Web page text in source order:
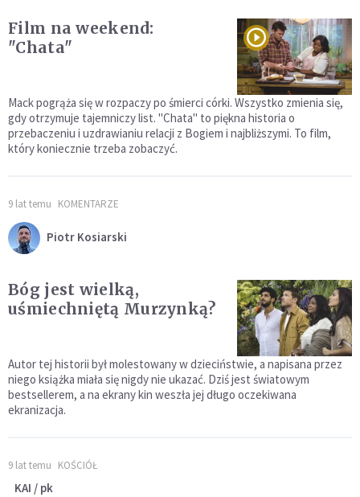
Film na weekend:
"Chata"
Mack pogrąża się w rozpaczy po śmierci córki. Wszystko zmienia się,
gdy otrzymuje tajemniczy list. "Chata" to piękna historia o
przebaczeniu i uzdrawianiu relacji z Bogiem i najbliższymi. To film,
który koniecznie trzeba zobaczyć.
9 lat temu KOMENTARZE
Piotr Kosiarski
Bóg jest wielką,
uśmiechniętą Murzynką?
Autor tej historii był molestowany w dzieciństwie, a napisana przez
niego książka miała się nigdy nie ukazać. Dziś jest światowym
bestsellerem, a na ekrany kin weszła jej długo oczekiwana
ekranizacja.
9 lat temu KOŚCIÓŁ
KAI / pk